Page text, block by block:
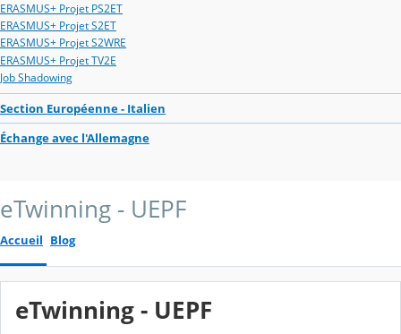
ERASMUS+ Projet PS2ET
ERASMUS+ Projet S2ET
ERASMUS+ Projet S2WRE
ERASMUS+ Projet TV2E
Job Shadowing
Section Européenne - Italien
Échange avec l'Allemagne
eTwinning - UEPF
Accueil Blog
eTwinning - UEPF